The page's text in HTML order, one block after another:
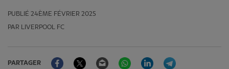
PUBLIÉ 24ÈME FÉVRIER 2025
PAR LIVERPOOL FC
PARTAGER
FacebookTwitter Email WhatsAppLinkedIn